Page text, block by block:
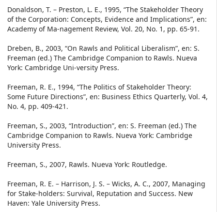
Donaldson, T. – Preston, L. E., 1995, “The Stakeholder Theory
of the Corporation: Concepts, Evidence and Implications”, en:
Academy of Ma-nagement Review, Vol. 20, No. 1, pp. 65-91.
Dreben, B., 2003, “On Rawls and Political Liberalism”, en: S.
Freeman (ed.) The Cambridge Companion to Rawls. Nueva
York: Cambridge Uni-versity Press.
Freeman, R. E., 1994, “The Politics of Stakeholder Theory:
Some Future Directions”, en: Business Ethics Quarterly, Vol. 4,
No. 4, pp. 409-421.
Freeman, S., 2003, “Introduction”, en: S. Freeman (ed.) The
Cambridge Companion to Rawls. Nueva York: Cambridge
University Press.
Freeman, S., 2007, Rawls. Nueva York: Routledge.
Freeman, R. E. – Harrison, J. S. – Wicks, A. C., 2007, Managing
for Stake-holders: Survival, Reputation and Success. New
Haven: Yale University Press.